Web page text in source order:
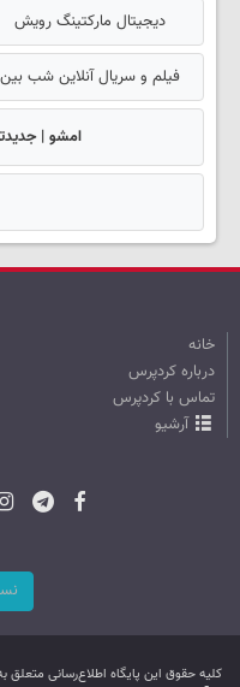
دیجیتال مارکتینگ رویش
فیلم و سریال آنلاین شب بین
امشو |
خانه
درباره کردپرس
تماس با کردپرس
آرشیو
کليه حقوق اين پایگاه اطلاع‌رسانی متعلق